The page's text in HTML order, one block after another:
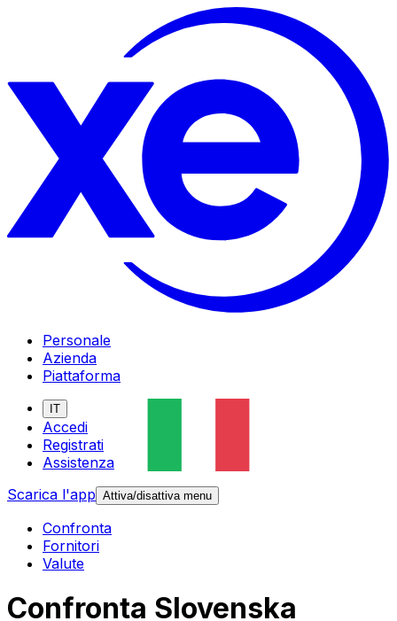
Personale
Azienda
Piattaforma
IT
Accedi
Registrati
Assistenza
Scarica l'app Attiva/disattiva menu
Confronta
Fornitori
Valute
Confronta Slovenska